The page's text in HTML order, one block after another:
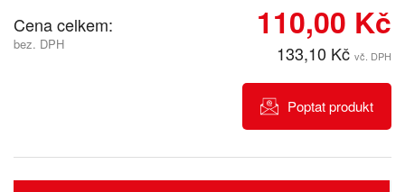
Cena celkem:
bez. DPH
110,00 Kč
133,10 Kč vč. DPH
Poptat produkt